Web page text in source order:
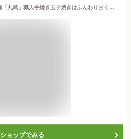
【送料無料】築地老舗「丸武」職人手焼き玉子焼きはふんわり甘くて上品な味。朝ごはん・お弁当・贈り物に人気！(※送料無料は北海道・九州・沖縄を除く) だし巻き卵 卵焼き 築地 丸武 厚焼き玉子 丸武 卵焼き まるたけ 卵焼き 築地厚焼き玉子
ショップでみる